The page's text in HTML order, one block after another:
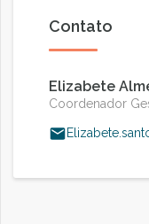
Contato
Elizabete
Coordenador